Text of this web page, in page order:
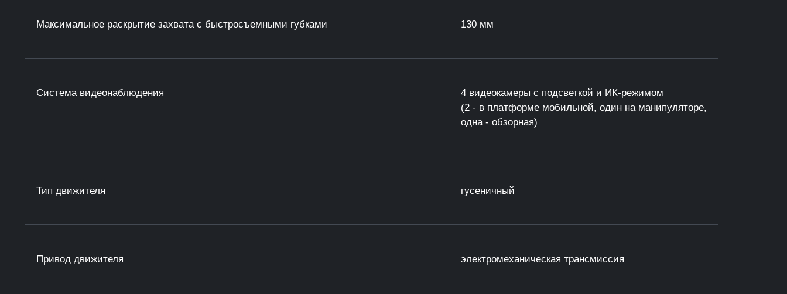
Максимальное раскрытие захвата с быстросъемными губками 130 мм
Система видеонаблюдения
4 видеокамеры с подсветкой и ИК-режимом
(2 - в платформе мобильной, один на манипуляторе,
одна - обзорная)
Тип движителя гусеничный
Привод движителя электромеханическая трансмиссия